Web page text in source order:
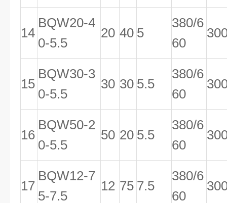
14
BQW20-4
0-5.5
20 40 5
380/6
60
15
BQW30-3
0-5.5
30 30 5.5
380/6
60
16
BQW50-2
0-5.5
50 20 5.5
380/6
60
17
BQW12-7
5-7.5
12 75 7.5
380/6
60